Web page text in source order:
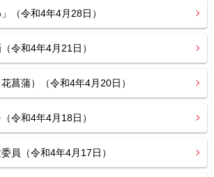
（令和4年4月28日）
令和4年4月21日）
菖蒲）（令和4年4月20日）
令和4年4月18日）
員（令和4年4月17日）